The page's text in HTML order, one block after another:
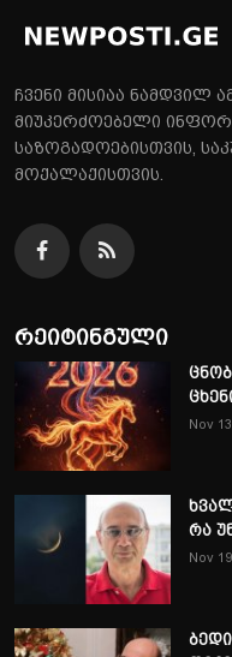
ჩვენი მისიაა ნამდვილ
მიუკერძოებელი
საზოგადოებისთვის,
მოქალაქისთვის.
რეიტინგული
Nov
რა
Nov